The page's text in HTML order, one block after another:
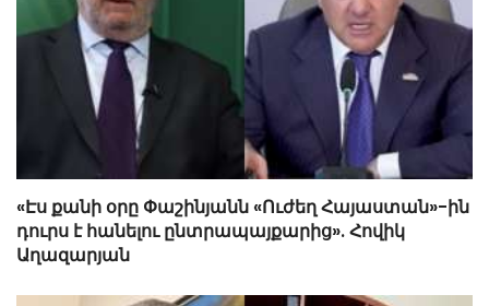
«Էս քանի օրը Փաշինյանն «Ուժեղ Հայաստան»-ին
դուրս է հանելու ընտրապայքարից». Հովիկ
Աղազարյան